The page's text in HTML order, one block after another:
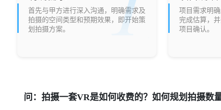
首先与甲方进行深入沟通，明确需求及
拍摄的空间类型和预期效果，即开始策
划拍摄方案。
项目需求明
完成估算，
项目确认。
问：拍摄一套VR是如何收费的？如何规划拍摄数